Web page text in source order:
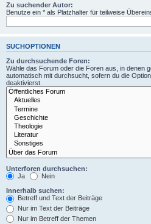
Zu suchender Autor:
Benutze ein * als Platzhalter für teilweise
SUCHOPTIONEN
Zu durchsuchende Foren:
Wähle das Forum oder die Foren aus, in denen
automatisch mit durchsucht, sofern du die
deaktivierst.
Unterforen durchsuchen:
Ja
Nein
Innerhalb suchen:
Betreff und Text der Beiträge
Nur im Text der Beiträge
Nur im Betreff der Themen